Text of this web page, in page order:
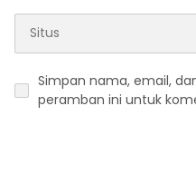
Simpan nama, email,
peramban ini untuk